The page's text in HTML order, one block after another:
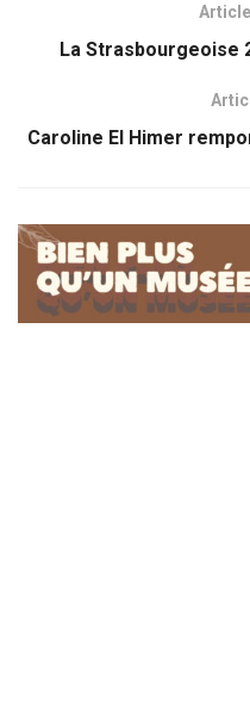
La Strasbourgeoise
Caroline El Himer